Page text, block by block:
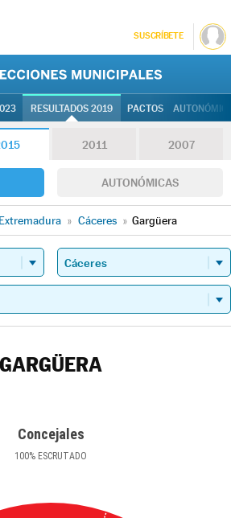
SUSCRÍBETE
RESULTADOS 2019 PACTOS
2011 2007
AUTONÓMICAS
Extremadura » Cáceres » Gargüera
GARGÜERA
Concejales
100% ESCRUTADO